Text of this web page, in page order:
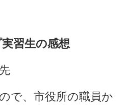
習生の感想
で、市役所の職員か